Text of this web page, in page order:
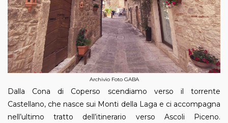
Archivio Foto GABA
Dalla Cona di Coperso scendiamo verso il torrente
Castellano, che nasce sui Monti della Laga e ci accompagna
nell’ultimo tratto dell’itinerario verso Ascoli Piceno.